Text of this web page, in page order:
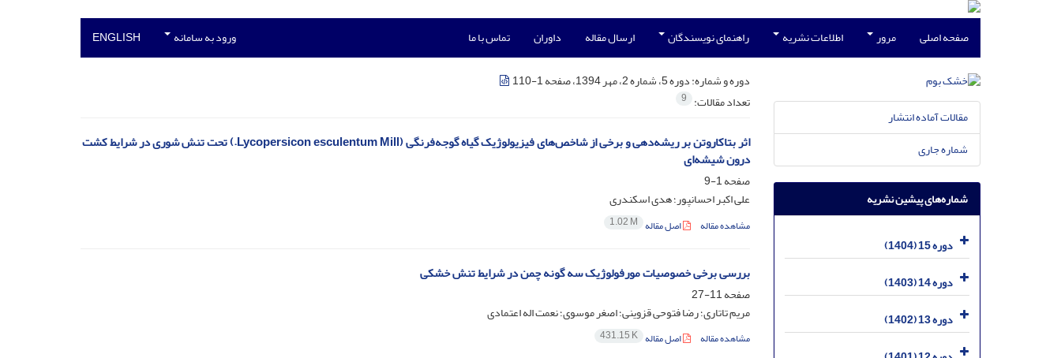
صفحه اصلی مرور اطلاعات نشریه راهنمای نویسندگان ارسال مقاله داوران تماس با ما ورود به سامانه ENGLISH
دوره و شماره:دوره 5، شماره 2، مهر 1394، صفحه 1-110
تعداد مقالات: 9
اثر بتاکاروتن بر ریشه‌دهی و برخی از شاخص‌های فیزیولوژیک گیاه گوجه‌فرنگی (Lycopersicon esculentum Mill.) تحت تنش شوری در شرایط کشت
درون شیشه‌ای
صفحه1-9
علی اکبر احسانپور؛ هدی اسکندری
مشاهده مقاله اصل مقاله 1.02 M
بررسی برخی خصوصیات مورفولوژیک سه گونه چمن در شرایط تنش خشکی
صفحه11-27
مریم تاتاری؛ رضا فتوحی قزوینی؛ اصغر موسوی؛ نعمت اله اعتمادی
مشاهده مقاله اصل مقاله 431.15 K
مقالات آماده انتشار
شماره جاری
شماره‌های پیشین نشریه
دوره 15 (1404)
دوره 14 (1403)
دوره 13 (1402)